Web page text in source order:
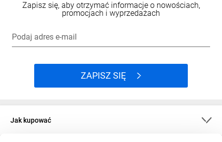
Zapisz się, aby otrzymać informacje o nowościach,
promocjach i wyprzedażach
Podaj adres e-mail
ZAPISZ SIĘ
Jak kupować